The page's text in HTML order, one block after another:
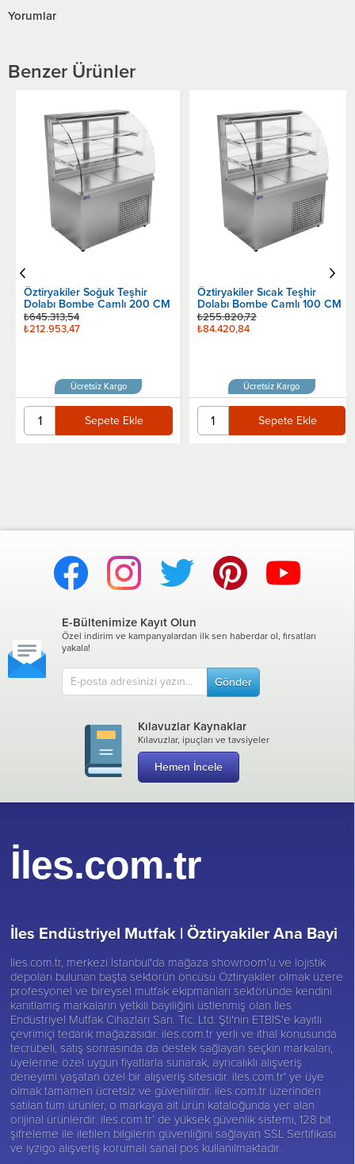
Yorumlar
Benzer Ürünler
Öztiryakiler Soğuk Teşhir
Dolabı Bombe Camlı 200 CM
₺212.953,47
₺645.313,54
Sepete Ekle
Ücretsiz Kargo
Öztiryakiler Sıcak Teşhir
Dolabı Bombe Camlı 100 CM
₺84.420,84
₺255.820,72
Sepete Ekle
Ücretsiz Kargo
E-Bültenimize Kayıt Olun
Özel indirim ve kampanyalardan ilk sen haberdar ol, fırsatları
yakala!
Gönder
Kılavuzlar Kaynaklar
Kılavuzlar, ipuçları ve tavsiyeler
Hemen İncele
İles.com.tr
İles Endüstriyel Mutfak |Öztiryakiler Ana Bayi
İles.com.tr, merkezi İstanbul'da mağaza showroom’u ve lojistik
depoları bulunan başta sektörün öncüsü Öztiryakiler olmak üzere
profesyonel ve bireysel mutfak ekipmanları sektöründe kendini
kanıtlamış markaların yetkili bayiliğini üstlenmiş olan İles
Endüstriyel Mutfak Cihazları San. Tic. Ltd. Şti'nin ETBİS'e kayıtlı
çevrimiçi tedarik mağazasıdır. iles.com.tr yerli ve ithal konusunda
tecrübeli, satış sonrasında da destek sağlayan seçkin markaları,
üyelerine özel uygun fiyatlarla sunarak, ayrıcalıklı alışveriş
deneyimi yaşatan özel bir alışveriş sitesidir. iles.com.tr' ye üye
olmak tamamen ücretsiz ve güvenilirdir. iles.com.tr üzerinden
satılan tüm ürünler, o markaya ait ürün kataloğunda yer alan
orijinal ürünlerdir. iles.com.tr’ de yüksek güvenlik sistemi, 128 bit
şifreleme ile iletilen bilgilerin güvenliğini sağlayan SSL Sertifikası
ve iyzigo alışveriş korumalı sanal pos kullanılmaktadır.